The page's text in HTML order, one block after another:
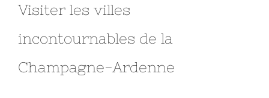
Visiter les villes
incontournables de la
Champagne-Ardenne